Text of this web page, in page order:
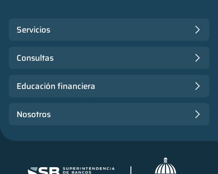
Servicios
Consultas
Educación financiera
Nosotros